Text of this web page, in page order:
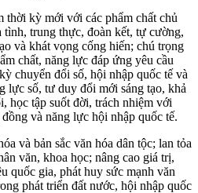
thời kỳ mới với các phẩm chất chủ
trung thực, đoàn kết, tự cường,
và khát vọng cống hiến; chú trọng
chất, năng lực đáp ứng yêu cầu
chuyển đổi số, hội nhập quốc tế và
lực số, tư duy đổi mới sáng tạo, khả
học tập suốt đời, trách nhiệm với
và năng lực hội nhập quốc tế.
và bản sắc văn hóa dân tộc; lan tỏa
văn, khoa học; nâng cao giá trị,
quốc gia, phát huy sức mạnh văn
phát triển đất nước, hội nhập quốc